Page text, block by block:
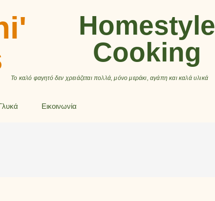
Homestyle
Cooking
Το καλό φαγητό δεν χρειάζεται πολλά, μόνο μεράκι, αγάπη και καλά υλικά
Εικοινωνία